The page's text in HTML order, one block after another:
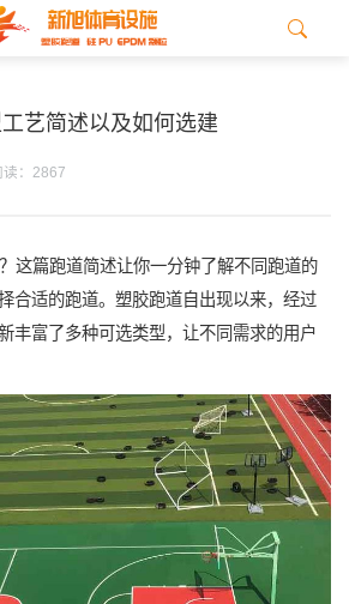
艺简述以及如何选建
读：2867
这篇跑道简述让你一分钟了解不同跑道的
合适的跑道。塑胶跑道自出现以来，经过
丰富了多种可选类型，让不同需求的用户